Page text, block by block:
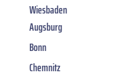
Wiesbaden
Augsburg
Bonn
Chemnitz